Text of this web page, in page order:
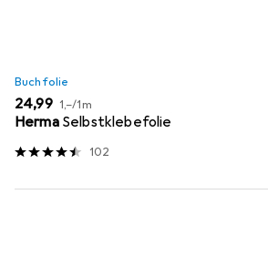
Buchfolie
EUR
24,99 EUR
1,–/1m
Herma Selbstklebefolie
102